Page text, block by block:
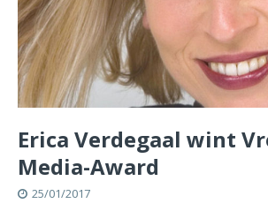
Erica Verdegaal wint
Media-Award
25/01/2017